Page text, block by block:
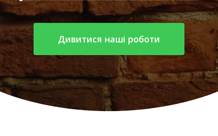
Дивитися наші роботи